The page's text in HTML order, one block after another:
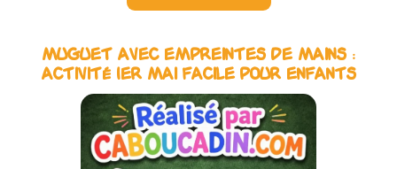
Muguet avec Empreintes de Mains :
Activité 1er Mai Facile pour Enfants